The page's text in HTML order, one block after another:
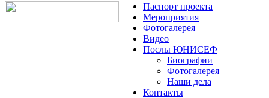
Паспорт проекта
Мероприятия
Фотогалерея
Видео
Послы ЮНИСЕФ
Биографии
Фотогалерея
Наши дела
Контакты